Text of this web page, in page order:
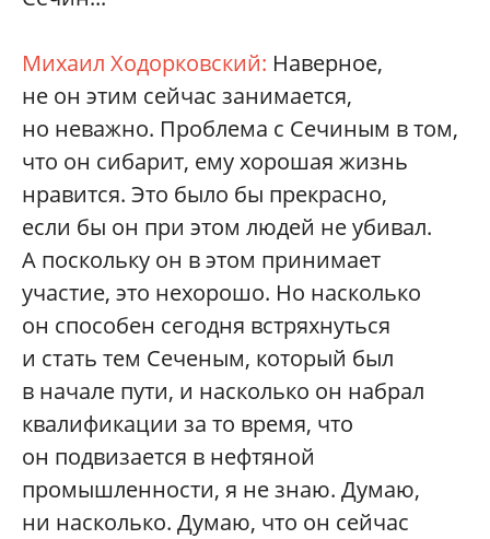
Михаил Ходорковский: Наверное,
не он этим сейчас занимается,
но неважно. Проблема с Сечиным в том,
что он сибарит, ему хорошая жизнь
нравится. Это было бы прекрасно,
если бы он при этом людей не убивал.
А поскольку он в этом принимает
участие, это нехорошо. Но насколько
он способен сегодня встряхнуться
и стать тем Сеченым, который был
в начале пути, и насколько он набрал
квалификации за то время, что
он подвизается в нефтяной
промышленности, я не знаю. Думаю,
ни насколько. Думаю, что он сейчас